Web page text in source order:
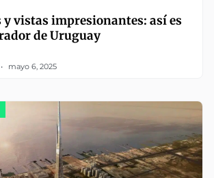
vistas impresionantes: así es
de Uruguay
mayo 6, 2025